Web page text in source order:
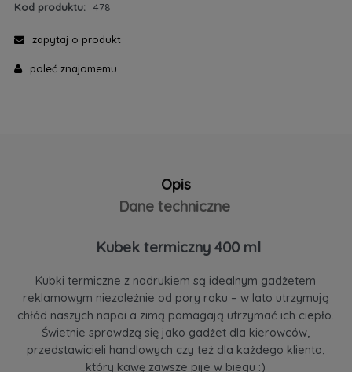
Kod produktu: 478
zapytaj o produkt
poleć znajomemu
Opis
Dane techniczne
Kubek termiczny 400 ml
Kubki termiczne z nadrukiem są idealnym gadżetem
reklamowym niezależnie od pory roku – w lato utrzymują
chłód naszych napoi a zimą pomagają utrzymać ich ciepło.
Świetnie sprawdzą się jako gadżet dla kierowców,
przedstawicieli handlowych czy też dla każdego klienta,
który kawę zawsze pije w biegu :)